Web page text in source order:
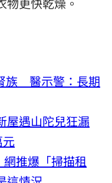
更快乾燥。
族 醫示警：長期
屋遇山陀兒狂漏
推爆「掃描租